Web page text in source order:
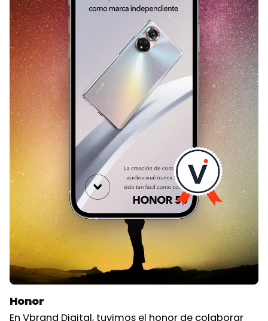
Honor
En Vbrand Digital, tuvimos el honor de colaborar